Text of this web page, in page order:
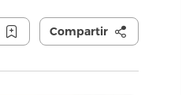
Compartir